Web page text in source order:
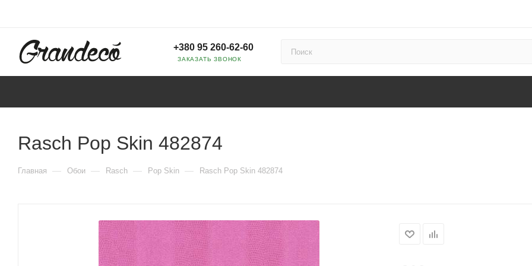
+380 95 260-62-60
ЗАКАЗАТЬ ЗВОНОК
Rasch Pop Skin 482874
Главная — Обои — Rasch — Pop Skin — Rasch Pop Skin 482874